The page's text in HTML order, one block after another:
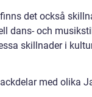
det också
dans- och
skillnader i
med olika